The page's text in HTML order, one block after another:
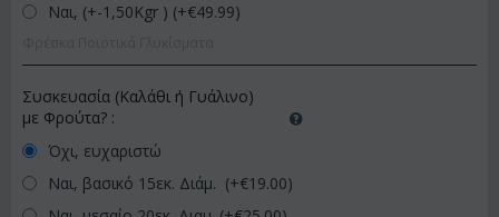
Ναι, (+-1,50Kgr ) (+€49.99)
Συσκευασία (Καλάθι ή Γυάλινο)
με Φρούτα? :
Όχι, ευχαριστώ
Ναι, βασικό 15εκ. Διάμ. (+€19.00)